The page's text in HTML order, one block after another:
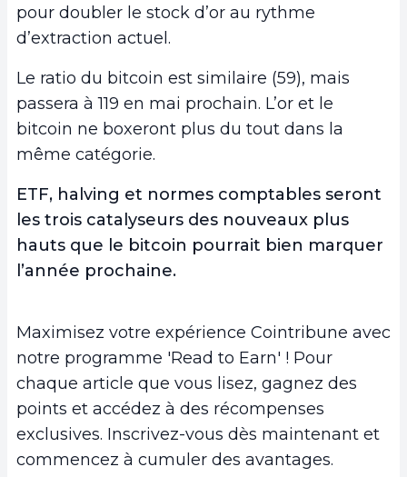
pour doubler le stock d’or au rythme
d’extraction actuel.
Le ratio du bitcoin est similaire (59), mais
passera à 119 en mai prochain. L’or et le
bitcoin ne boxeront plus du tout dans la
même catégorie.
ETF, halving et normes comptables seront
les trois catalyseurs des nouveaux plus
hauts que le bitcoin pourrait bien marquer
l’année prochaine.
Maximisez votre expérience Cointribune avec
notre programme 'Read to Earn' ! Pour
chaque article que vous lisez, gagnez des
points et accédez à des récompenses
exclusives. Inscrivez-vous dès maintenant et
commencez à cumuler des avantages.